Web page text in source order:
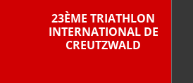
23ÈME TRIATHLON
INTERNATIONAL DE
CREUTZWALD